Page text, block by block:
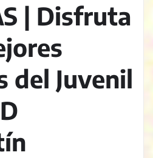
| Disfruta
del Juvenil